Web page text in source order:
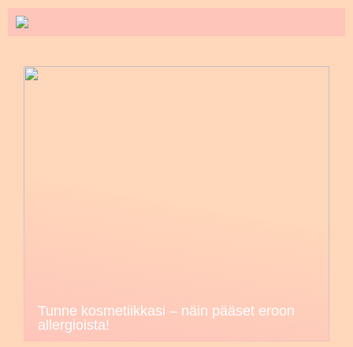
Tunne kosmetiikkasi – näin pääset eroon
allergioista!